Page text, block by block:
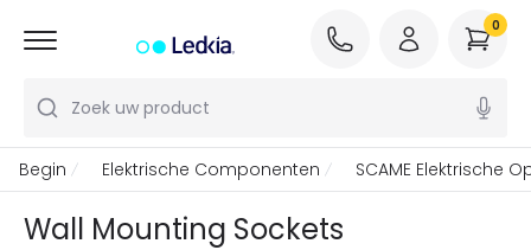
Zoek uw product
0
Begin Elektrische Componenten SCAME Elektrische
Wall Mounting Sockets